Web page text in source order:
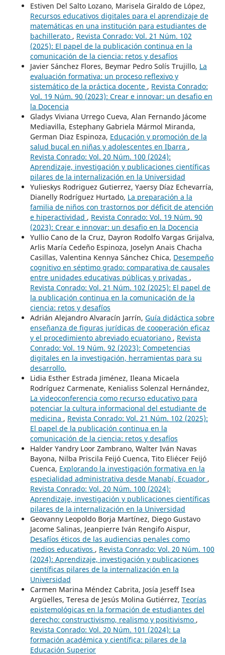
Estiven Del Salto Lozano, Marisela Giraldo de López,
Recursos educativos digitales para el aprendizaje de
matemáticas en una institución para estudiantes de
bachillerato , Revista Conrado: Vol. 21 Núm. 102
(2025): El papel de la publicación continua en la
comunicación de la ciencia: retos y desafíos
Javier Sánchez Flores, Beymar Pedro Solís Trujillo, La
evaluación formativa: un proceso reflexivo y
sistemático de la práctica docente , Revista Conrado:
Vol. 19 Núm. 90 (2023): Crear e innovar: un desafio en
la Docencia
Gladys Viviana Urrego Cueva, Alan Fernando Jácome
Mediavilla, Estephany Gabriela Mármol Miranda,
German Diaz Espinoza, Educación y promoción de la
salud bucal en niñas y adolescentes en Ibarra ,
Revista Conrado: Vol. 20 Núm. 100 (2024):
Aprendizaje, investigación y publicaciones científicas
pilares de la internalización en la Universidad
Yulieskys Rodriguez Gutierrez, Yaersy Díaz Echevarría,
Dianelly Rodríguez Hurtado, La preparación a la
familia de niños con trastornos por déficit de atención
e hiperactividad , Revista Conrado: Vol. 19 Núm. 90
(2023): Crear e innovar: un desafio en la Docencia
Yullio Cano de la Cruz, Dayron Rodolfo Vargas Grijalva,
Arlis María Cedeño Espinoza, Joselyn Anais Chacha
Casillas, Valentina Kennya Sánchez Chica, Desempeño
cognitivo en séptimo grado: comparativa de causales
entre unidades educativas públicas y privadas ,
Revista Conrado: Vol. 21 Núm. 102 (2025): El papel de
la publicación continua en la comunicación de la
ciencia: retos y desafíos
Adrián Alejandro Alvaracín Jarrín, Guía didáctica sobre
enseñanza de figuras jurídicas de cooperación eficaz
y el procedimiento abreviado ecuatoriano , Revista
Conrado: Vol. 19 Núm. 92 (2023): Competencias
digitales en la investigación, herramientas para su
desarrollo.
Lidia Esther Estrada Jiménez, Ileana Micaela
Rodríguez Carmenate, Kenialiss Solenzal Hernández,
La videoconferencia como recurso educativo para
potenciar la cultura informacional del estudiante de
medicina , Revista Conrado: Vol. 21 Núm. 102 (2025):
El papel de la publicación continua en la
comunicación de la ciencia: retos y desafíos
Halder Yandry Loor Zambrano, Walter Iván Navas
Bayona, Nilba Priscila Feijó Cuenca, Tito Eliécer Feijó
Cuenca, Explorando la investigación formativa en la
especialidad administrativa desde Manabí, Ecuador ,
Revista Conrado: Vol. 20 Núm. 100 (2024):
Aprendizaje, investigación y publicaciones científicas
pilares de la internalización en la Universidad
Geovanny Leopoldo Borja Martínez, Diego Gustavo
Jacome Salinas, Jeanpierre Iván Rengifo Aispur,
Desafíos éticos de las audiencias penales como
medios educativos , Revista Conrado: Vol. 20 Núm. 100
(2024): Aprendizaje, investigación y publicaciones
científicas pilares de la internalización en la
Universidad
Carmen Marina Méndez Cabrita, Josía Jeseff Isea
Argüelles, Teresa de Jesús Molina Gutiérrez, Teorías
epistemológicas en la formación de estudiantes del
derecho: constructivismo, realismo y positivismo ,
Revista Conrado: Vol. 20 Núm. 101 (2024): La
formación académica y científica: pilares de la
Educación Superior